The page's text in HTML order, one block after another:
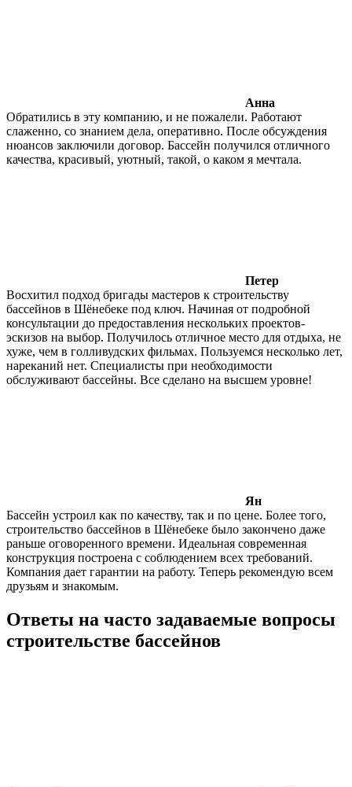
Анна
Обратились в эту компанию, и не пожалели. Работают
слаженно, со знанием дела, оперативно. После обсуждения
нюансов заключили договор. Бассейн получился отличного
качества, красивый, уютный, такой, о каком я мечтала.
Петер
Восхитил подход бригады мастеров к строительству
бассейнов в Шёнебеке под ключ. Начиная от подробной
консультации до предоставления нескольких проектов-
эскизов на выбор. Получилось отличное место для отдыха, не
хуже, чем в голливудских фильмах. Пользуемся несколько лет,
нареканий нет. Специалисты при необходимости
обслуживают бассейны. Все сделано на высшем уровне!
Ян
Бассейн устроил как по качеству, так и по цене. Более того,
строительство бассейнов в Шёнебеке было закончено даже
раньше оговоренного времени. Идеальная современная
конструкция построена с соблюдением всех требований.
Компания дает гарантии на работу. Теперь рекомендую всем
друзьям и знакомым.
Ответы на часто задаваемые вопросы
строительстве бассейнов